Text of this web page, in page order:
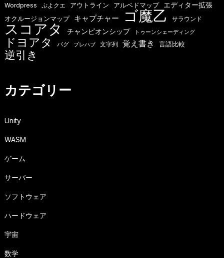
Wordpress ぷよクエ アウトライン アルベドマップ エディター拡張
オクルージョンマップ キャプチャー ゴ魔乙 サラウンド
スコアタ チャンピオンシップ トゥーンシェーディング
ドヨアタ バグ プレハブ 文字列 覚え書き 言語比較
逆引き
カテゴリー
Unity
WASM
ゲーム
サーバー
ソフトウェア
ハードウェア
宇宙
数学